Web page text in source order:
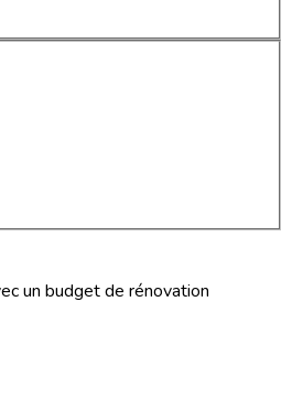
un budget de rénovation